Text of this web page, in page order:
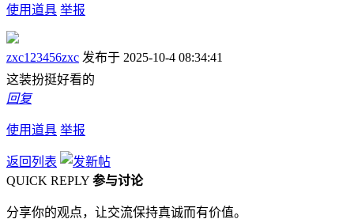
使用道具 举报
zxc123456zxc 发布于 2025-10-4 08:34:41
这装扮挺好看的
回复
使用道具 举报
返回列表
QUICK REPLY 参与讨论
分享你的观点，让交流保持真诚而有价值。